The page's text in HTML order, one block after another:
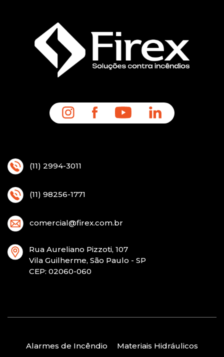
Alarmes de Incêndio Materiais Hidráulicos
(11) 2994-3011
(11) 98256-1771
comercial@firex.com.br
Rua Aureliano Pizzoti, 107
Vila Guilherme, São Paulo - SP
CEP: 02060-060